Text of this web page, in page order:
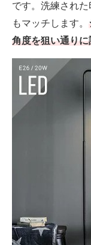
です。洗練され
もマッチします。
角度を狙い通り